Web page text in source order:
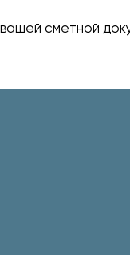
сметной